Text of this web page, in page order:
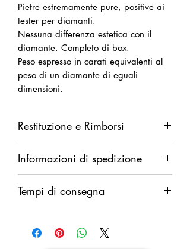
Pietre estremamente pure, positive ai
tester per diamanti.
Nessuna differenza estetica con il
diamante. Completo di box.
Peso espresso in carati equivalenti al
peso di un diamante di eguali
dimensioni.
Restituzione e Rimborsi
14 giorni dalla ricezione della merce.
Rimborso completo in caso di difetti.
Rimborso parziale (del solo costo della
merce al netto delle spese di
discrezionale.
Informazioni di spedizione
integrale in caso di smarrimento.
dello spedizioniere o dopo 30 giorni
Tempi di consegna